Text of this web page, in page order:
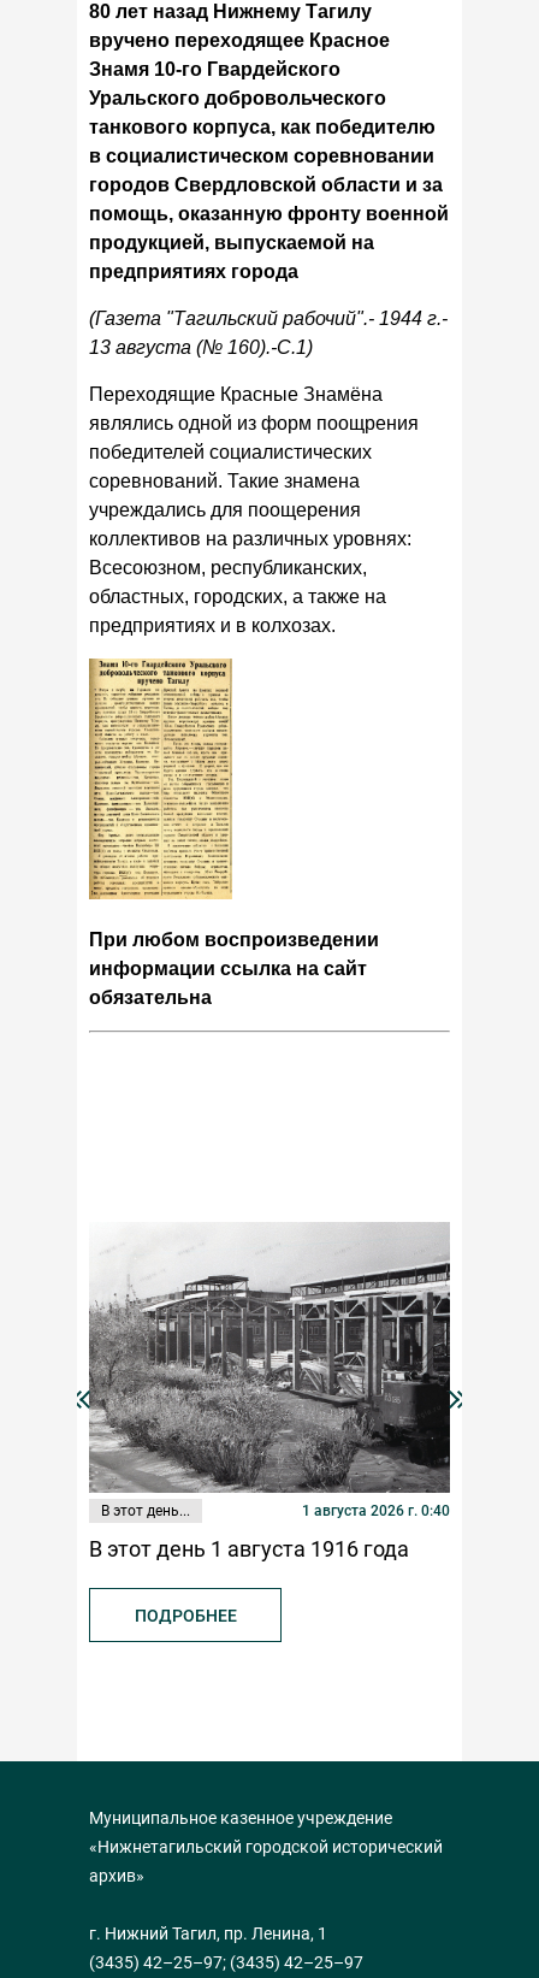
80 лет назад Нижнему Тагилу
вручено переходящее Красное
Знамя 10-го Гвардейского
Уральского добровольческого
танкового корпуса, как победителю
в социалистическом соревновании
городов Свердловской области и за
помощь, оказанную фронту военной
продукцией, выпускаемой на
предприятиях города
(Газета "Тагильский рабочий".- 1944 г.-
13 августа (№ 160).-С.1)
Переходящие Красные Знамёна
являлись одной из форм поощрения
победителей социалистических
соревнований. Такие знамена
учреждались для поощерения
коллективов на различных уровнях:
Всесоюзном, республиканских,
областных, городских, а также на
предприятиях и в колхозах.
При любом воспроизведении
информации ссылка на сайт
обязательна
В этот день... 1 августа 2026 г. 0:40
В этот день 1 августа 1916 года
ПОДРОБНЕЕ
Муниципальное казенное учреждение
«Нижнетагильский городской исторический
архив»
г. Нижний Тагил, пр. Ленина, 1
(3435) 42–25–97; (3435) 42–25–97